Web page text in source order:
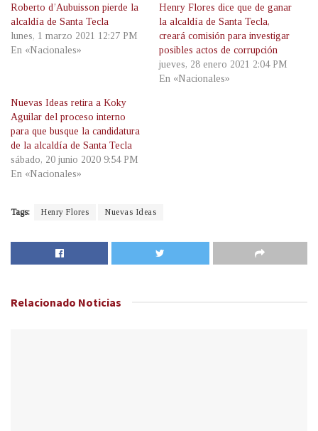
Roberto d’Aubuisson pierde la
alcaldía de Santa Tecla
lunes, 1 marzo 2021 12:27 PM
En «Nacionales»
Henry Flores dice que de ganar
la alcaldía de Santa Tecla,
creará comisión para investigar
posibles actos de corrupción
jueves, 28 enero 2021 2:04 PM
En «Nacionales»
Nuevas Ideas retira a Koky
Aguilar del proceso interno
para que busque la candidatura
de la alcaldía de Santa Tecla
sábado, 20 junio 2020 9:54 PM
En «Nacionales»
Tags: Henry Flores Nuevas Ideas
Relacionado Noticias